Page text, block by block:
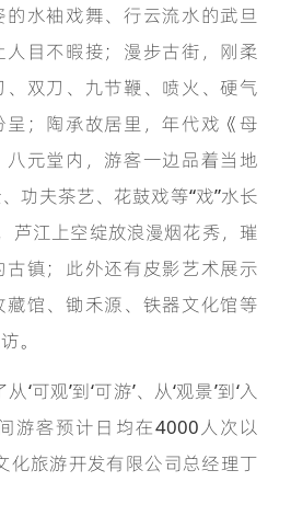
水袖戏舞、行云流水的武旦
目不暇接；漫步古街，刚柔
双刀、九节鞭、喷火、硬气
；陶承故居里，年代戏《母
元堂内，游客一边品着当地
功夫茶艺、花鼓戏等“戏”水长
芦江上空绽放浪漫烟花秀，璀
镇；此外还有皮影艺术展示
馆、锄禾源、铁器文化馆等
。
观’到‘可游’、从‘观景’到‘入
游客预计日均在4000人次以
化旅游开发有限公司总经理丁